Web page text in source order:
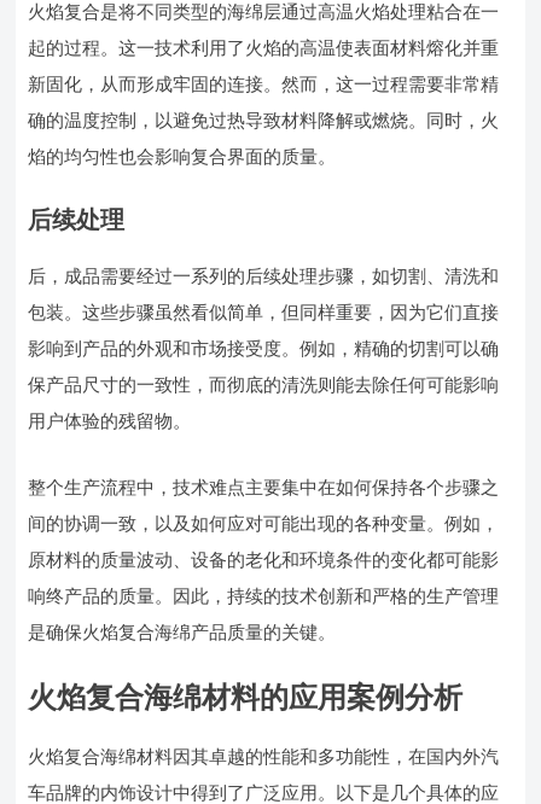
火焰复合是将不同类型的海绵层通过高温火焰处理粘合在一
起的过程。这一技术利用了火焰的高温使表面材料熔化并重
新固化，从而形成牢固的连接。然而，这一过程需要非常精
确的温度控制，以避免过热导致材料降解或燃烧。同时，火
焰的均匀性也会影响复合界面的质量。
后续处理
后，成品需要经过一系列的后续处理步骤，如切割、清洗和
包装。这些步骤虽然看似简单，但同样重要，因为它们直接
影响到产品的外观和市场接受度。例如，精确的切割可以确
保产品尺寸的一致性，而彻底的清洗则能去除任何可能影响
用户体验的残留物。
整个生产流程中，技术难点主要集中在如何保持各个步骤之
间的协调一致，以及如何应对可能出现的各种变量。例如，
原材料的质量波动、设备的老化和环境条件的变化都可能影
响终产品的质量。因此，持续的技术创新和严格的生产管理
是确保火焰复合海绵产品质量的关键。
火焰复合海绵材料的应用案例分析
火焰复合海绵材料因其卓越的性能和多功能性，在国内外汽
车品牌的内饰设计中得到了广泛应用。以下是几个具体的应